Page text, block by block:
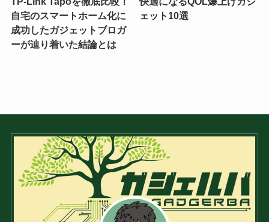
自宅のスマートホーム化に
成功したガジェットブロガ
ーが辿り着いた結論とは
ェット10選